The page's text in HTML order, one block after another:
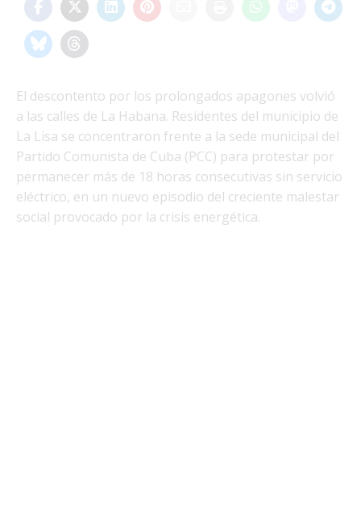
El descontento por los prolongados apagones volvió
a las calles de La Habana. Residentes del municipio de
La Lisa se concentraron frente a la sede municipal del
Partido Comunista de Cuba (PCC) para protestar por
permanecer más de 18 horas consecutivas sin servicio
eléctrico, en un nuevo episodio del creciente malestar
social provocado por la crisis energética.